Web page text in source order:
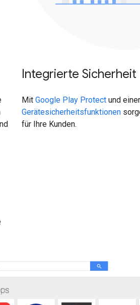
Integrierte Sicherheit
Mit Google Play Protect und
Gerätesicherheitsfunktionen
für Ihre Kunden.